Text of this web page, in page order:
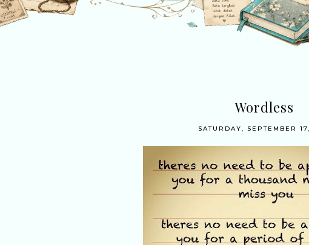
Wordless
SATURDAY, SEPTEMBER